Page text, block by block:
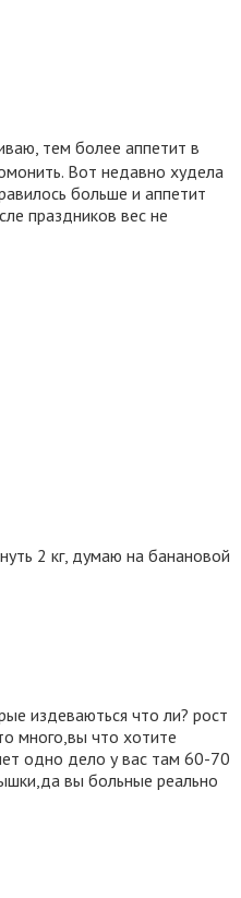
тем более аппетит в
Вот недавно худела
больше и аппетит
праздников вес не
2 кг, думаю на банановой
издеваються что ли? рост
много,вы что хотите
одно дело у вас там 60-70
вы больные реально